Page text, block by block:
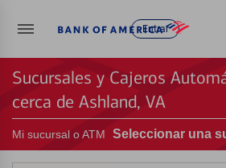
Entrar
Sucursales y Cajeros
cerca de Ashland, VA
Mi sucursal o ATM Seleccionar una